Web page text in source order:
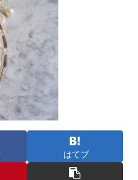
はてブ